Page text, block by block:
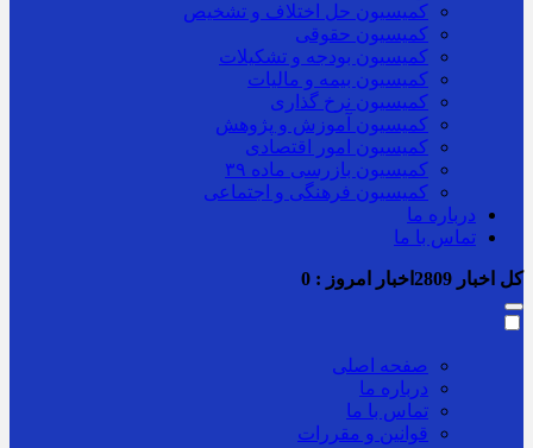
کمیسیون حل اختلاف و تشخیص
کمیسیون حقوقی
کمیسیون بودجه و تشکیلات
کمیسیون بیمه و مالیات
کمیسیون نرخ گذاری
کمیسیون آموزش و پژوهش
کمیسیون امور اقتصادی
کمیسیون بازرسی ماده ۳۹
کمیسیون فرهنگی و اجتماعی
درباره ما
تماس با ما
کل اخبار اخبار امروز : 0
صفحه اصلی
درباره ما
تماس با ما
قوانین و مقررات